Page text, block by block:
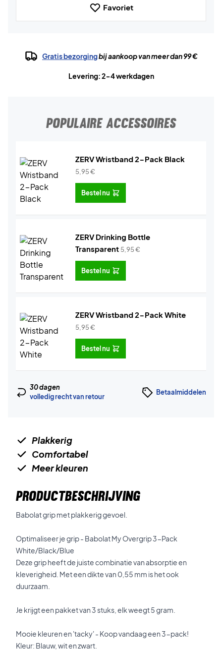
Favoriet
Gratis bezorgingbij aankoop van meer dan 99 €
Levering: 2-4 werkdagen
POPULAIRE ACCESSOIRES
ZERV Wristband 2-Pack Black
5,95€
Bestel nu
ZERV Drinking Bottle
Transparent 5,95€
Bestel nu
ZERV Wristband 2-Pack White
5,95€
Bestel nu
30 dagen
volledig recht van retour
Betaalmiddelen
Plakkerig
Comfortabel
Meer kleuren
PRODUCTBESCHRIJVING
Babolat grip met plakkerig gevoel.
Optimaliseer je grip - Babolat My Overgrip 3-Pack
White/Black/Blue
Deze grip heeft de juiste combinatie van absorptie en
kleverigheid. Met een dikte van 0,55 mm is het ook
duurzaam.
Je krijgt een pakket van 3 stuks, elk weegt 5 gram.
Mooie kleuren en 'tacky' - Koop vandaag een 3-pack!
Kleur: Blauw, wit en zwart.